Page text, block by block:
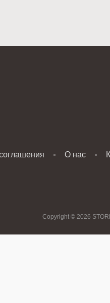
О нас
Copyright © 2026